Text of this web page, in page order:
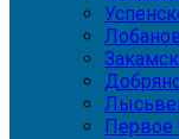
Первое